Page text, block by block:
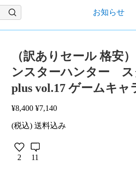
お知らせ
（訳ありセール 格安
ンスターハンター ス
plus vol.17 ゲームキャ
¥8,400 ¥7,140
(税込) 送料込み
2 11